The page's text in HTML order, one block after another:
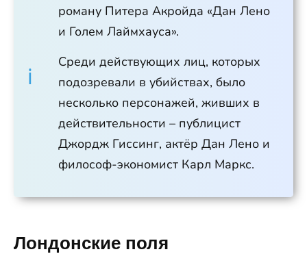
роману Питера Акройда «Дан Лено
и Голем Лаймхауса».
Среди действующих лиц, которых
подозревали в убийствах, было
несколько персонажей, живших в
действительности – публицист
Джордж Гиссинг, актёр Дан Лено и
философ-экономист Карл Маркс.
Лондонские поля